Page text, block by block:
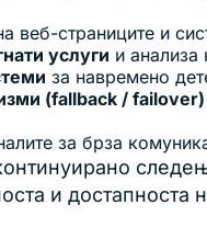
веб-страниците и
услуги и
за навремено
(fallback / failover)
за брза
и